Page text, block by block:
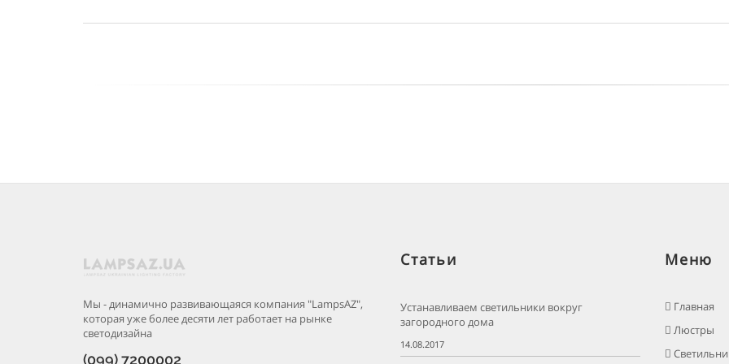
Мы - динамично развивающаяся компания "LampsAZ",
которая уже более десяти лет работает на рынке
светодизайна
(099) 7200002
Статьи
Устанавливаем светильники вокруг
загородного дома
14.08.2017
Меню
Главная
Люстры